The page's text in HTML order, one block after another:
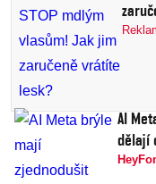
AI
dělají